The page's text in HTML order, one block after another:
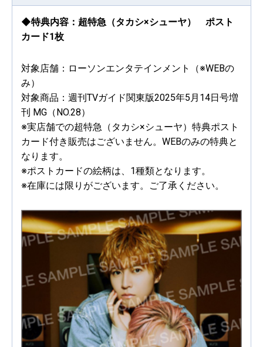
◆特典内容：超特急（タカシ×シューヤ） ポスト
カード1枚
対象店舗：ローソンエンタテインメント（※WEBの
み）
対象商品：週刊TVガイド関東版2025年5月14日号増
刊 MG（NO.28）
※実店舗での超特急（タカシ×シューヤ）特典ポスト
カード付き販売はございません。WEBのみの特典と
なります。
※ポストカードの絵柄は、1種類となります。
※在庫には限りがございます。ご了承ください。